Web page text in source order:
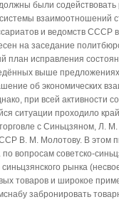
были содействовать
взаимоотношений
и ведомств СССР
на заседание
исправления
выше
об экономических
при всей активности
ситуации проходило
с Синьцзяном, Л.
В. М. Молотову. В этом
вопросам советско-
рынка
товаров и широкое
забронировать